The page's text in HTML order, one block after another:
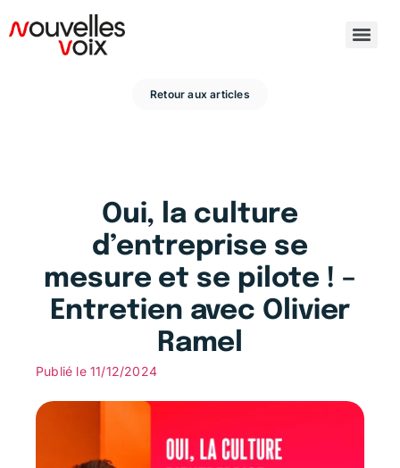
Retour aux articles
Oui, la culture
d’entreprise se
mesure et se pilote ! –
Entretien avec Olivier
Ramel
Publié le 11/12/2024